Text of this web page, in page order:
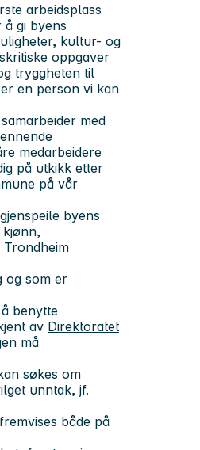
arbeidsplass
gi byens
kultur- og
oppgaver
tryggheten til
en person vi kan
med
medarbeidere
på utkikk etter
på vår
byens
og som er
benytte
av Direktoratet
må
søkes om
unntak, jf.
både på